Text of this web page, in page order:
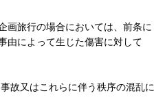
画旅行の場合においては、前条に
由によって生じた傷害に対して
故又はこれらに伴う秩序の混乱に